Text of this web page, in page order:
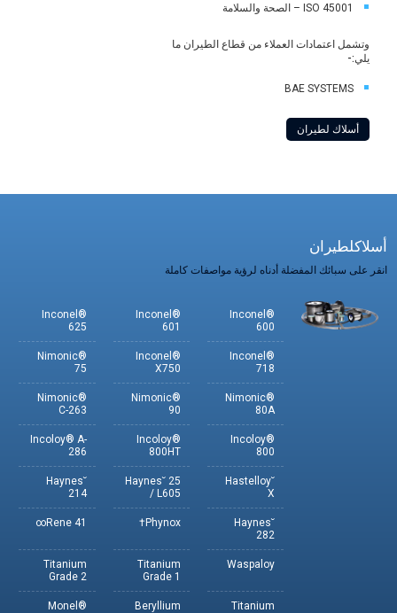
ISO 45001 – الصحة والسلامة
وتشمل اعتمادات العملاء من قطاع الطيران ما
يلي:-
BAE SYSTEMS
أسلاك لطيران
أسلاكلطيران
انقر على سبائك المفضلة أدناه لرؤية مواصفات كاملة
Inconel®
600
Inconel®
601
Inconel®
625
Inconel®
718
Inconel®
X750
Nimonic®
75
Nimonic®
80A
Nimonic®
90
Nimonic®
C-263
Incoloy®
800
Incoloy®
800HT
Incoloy® A-
286
Hastelloy˘
X
Haynes˘ 25
/ L605
Haynes˘
214
Haynes˘
282
Phynox†
Rene 41∞
Waspaloy
Titanium
Grade 1
Titanium
Grade 2
Titanium
Beryllium
Monel®